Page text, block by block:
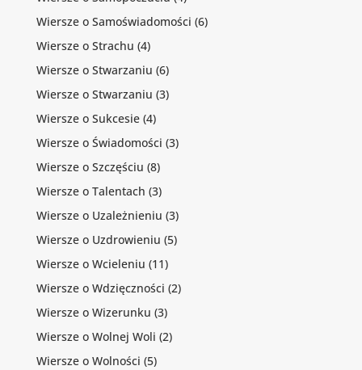
Wiersze o Samoświadomości (6)
Wiersze o Strachu (4)
Wiersze o Stwarzaniu (6)
Wiersze o Stwarzaniu (3)
Wiersze o Sukcesie(4)
Wiersze o Świadomości (3)
Wiersze o Szczęściu (8)
Wiersze o Talentach (3)
Wiersze o Uzależnieniu (3)
Wiersze o Uzdrowieniu (5)
Wiersze o Wcieleniu (11)
Wiersze o Wdzięczności (2)
Wiersze o Wizerunku (3)
Wiersze o Wolnej Woli (2)
Wiersze o Wolności (5)